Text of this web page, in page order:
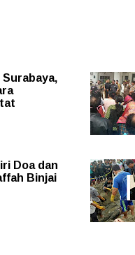
Surabaya,
Doa dan
Binjai